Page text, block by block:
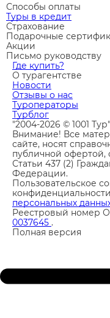
Способы оплаты
Туры в кредит
Страхование
Подарочные
Акции
Письмо руководству
Где купить?
О турагентстве
Новости
Отзывы о нас
Туроператоры
Турблог
"2004-2026 © 1001 Тур"
Внимание! Все
сайте, носят
публичной
Статьи 437 (2)
Федерации.
Пользовательское
конфиденциальности
персональных
Реестровый номер
0037645 .
Полная версия